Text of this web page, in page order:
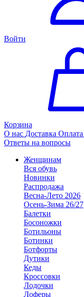
Войти
Корзина
О нас Доставка Оплата
Ответы на вопросы
Женщинам
Вся обувь
Новинки
Распродажа
Весна-Лето 2026
Осень-Зима 26/27
Балетки
Босоножки
Ботильоны
Ботинки
Ботфорты
Дутики
Кеды
Кроссовки
Лодочки
Лоферы